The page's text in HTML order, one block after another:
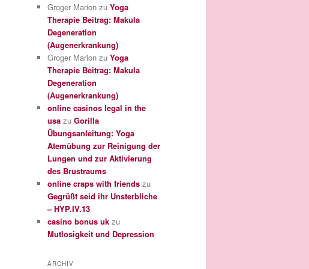
Groger Marion zu Yoga
Therapie Beitrag: Makula
Degeneration
(Augenerkrankung)
Groger Marion zu Yoga
Therapie Beitrag: Makula
Degeneration
(Augenerkrankung)
online casinos legal in the
usa zu Gorilla
Übungsanleitung: Yoga
Atemübung zur Reinigung der
Lungen und zur Aktivierung
des Brustraums
online craps with friends zu
Gegrüßt seid ihr Unsterbliche
– HYP.IV.13
casino bonus uk zu
Mutlosigkeit und Depression
ARCHIV